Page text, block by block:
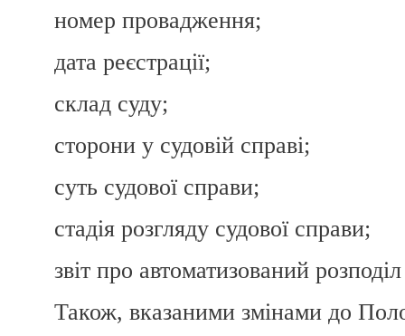
номер провадження;
дата реєстрації;
склад суду;
сторони у судовій справі;
суть судової справи;
стадія розгляду судової справи;
звіт про автоматизований
Також, вказаними змінами до